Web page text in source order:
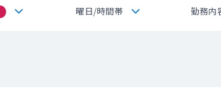
曜日/時間帯 勤務内